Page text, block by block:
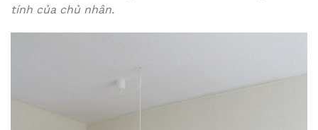
tính của chủ nhân.